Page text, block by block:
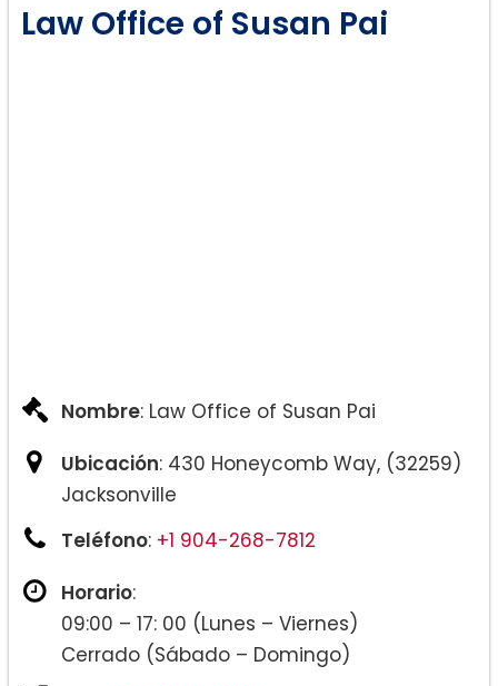
Ciudadanía y Naturalización:
Deportación
Law Office of Susan Pai
Nombre: Law Office of Susan Pai
Ubicación: 430 Honeycomb Way, (32259)
Jacksonville
Teléfono: +1 904-268-7812
Horario:
09:00 – 17: 00 (Lunes – Viernes)
Cerrado (Sábado – Domingo)